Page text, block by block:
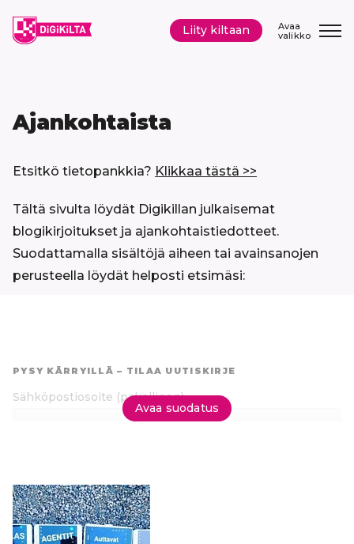
sisältöön
Avaa
valikko
Liity kiltaan
Ajankohtaista
Etsitkö tietopankkia? Klikkaa tästä >>
Tältä sivulta löydät Digikillan julkaisemat
blogikirjoitukset ja ajankohtaistiedotteet.
Suodattamalla sisältöjä aiheen tai avainsanojen
perusteella löydät helposti etsimäsi:
PYSY KÄRRYILLÄ – TILAA UUTISKIRJE
Sähköpostiosoite (pakollinen)
Avaa suodatus